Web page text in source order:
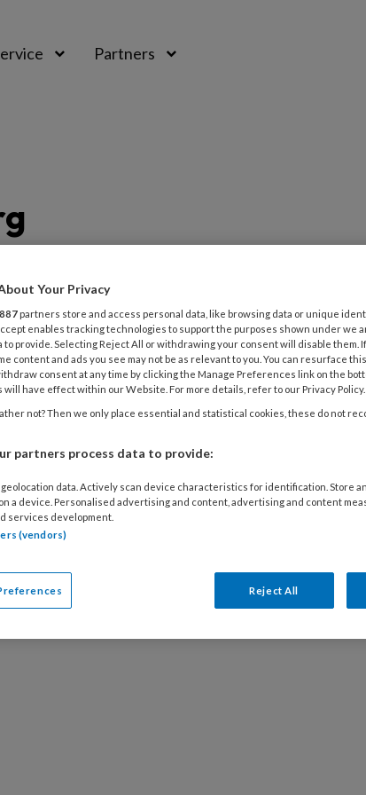
Partners
vind je artikelen en berichten over
wie sprake is van risicovoeten. Zo vind
specialistische technieken, over
risicovoeten of samenwerking in de
Your Privacy
887 partners store and access personal data, like browsing data or unique
enables tracking technologies to support the purposes shown under we
to provide. Selecting Reject All or withdrawing your consent will disable them.
content and ads you see may not be as relevant to you. You can resurface
consent at any time by clicking the Manage Preferences link on the
will have effect within our Website. For more details, refer to our Privacy Policy.
not? Then we only place essential and statistical cookies, these do not
partners process data to provide:
data. Actively scan device characteristics for identification. Store
a device. Personalised advertising and content, advertising and content
services development.
(vendors)
Reject All